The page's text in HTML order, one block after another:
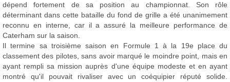
dépend fortement de sa position au championnat. Son rôle
déterminant dans cette bataille du fond de grille a été unanimement
reconnu en interne, car il a assuré la meilleure performance de
Caterham sur la saison.
Il termine sa troisième saison en Formule 1 à la 19e place du
classement des pilotes, sans avoir marqué le moindre point, mais en
ayant rempli sa mission auprès d'une équipe modeste et en ayant
montré qu'il pouvait rivaliser avec un coéquipier réputé solide.